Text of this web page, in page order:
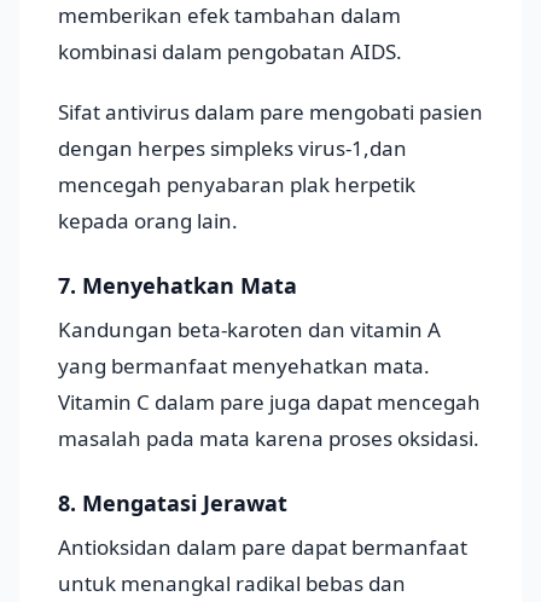
memberikan efek tambahan dalam
kombinasi dalam pengobatan AIDS.
Sifat antivirus dalam pare mengobati pasien
dengan herpes simpleks virus-1,dan
mencegah penyabaran plak herpetik
kepada orang lain.
7. Menyehatkan Mata
Kandungan beta-karoten dan vitamin A
yang bermanfaat menyehatkan mata.
Vitamin C dalam pare juga dapat mencegah
masalah pada mata karena proses oksidasi.
8. Mengatasi Jerawat
Antioksidan dalam pare dapat bermanfaat
untuk menangkal radikal bebas dan